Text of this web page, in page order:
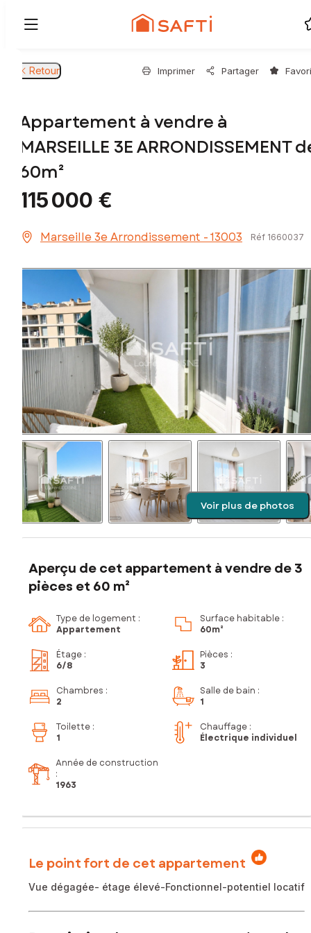
Retour Imprimer Partager
Appartement à vendre à
MARSEILLE 3E ARRONDISSEMENT
60m²
115 000 €
Marseille 3e Arrondissement - 13003 Réf 1660037
Voir plus de photos
Aperçu de cet appartement à vendre de 3
pièces et 60 m²
Type de logement :
Appartement
Surface habitable :
60m²
Étage :
6/8
Pièces :
3
Chambres :
2
Salle de bain :
1
Toilette :
1
Chauffage :
Électrique individuel
Année de construction
:
1963
Le point fort de cet appartement
Vue dégagée- étage élevé-Fonctionnel-potentiel locatif